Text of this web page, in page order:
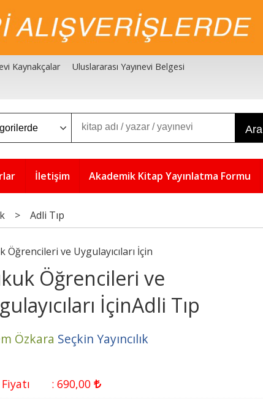
Kaynakçalar Uluslararası Yayınevi Belgesi
Ara
İletişim Akademik Kitap Yayınlatma Formu
> Adli Tıp
Öğrencileri ve Uygulayıcıları İçin
Öğrencileri ve
İçinAdli Tıp
Özkara Seçkin Yayıncılık
: 690,00